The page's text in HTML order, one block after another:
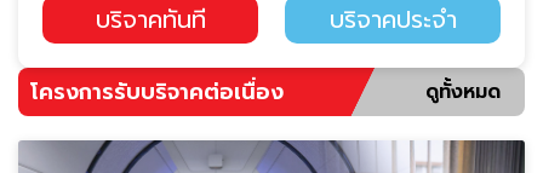
บริจาคทันที บริจาคประจำ
โครงการรับบริจาคต่อเนื่อง ดูทั้งหมด